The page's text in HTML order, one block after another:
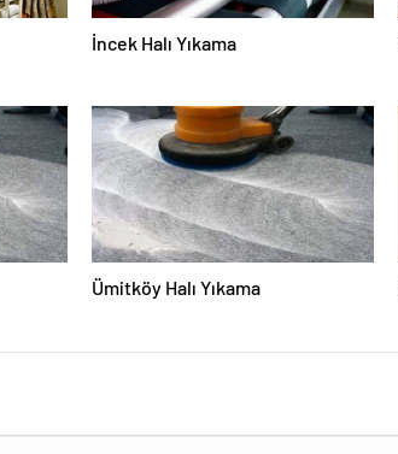
İncek Halı Yıkama
Ümitköy Halı Yıkama